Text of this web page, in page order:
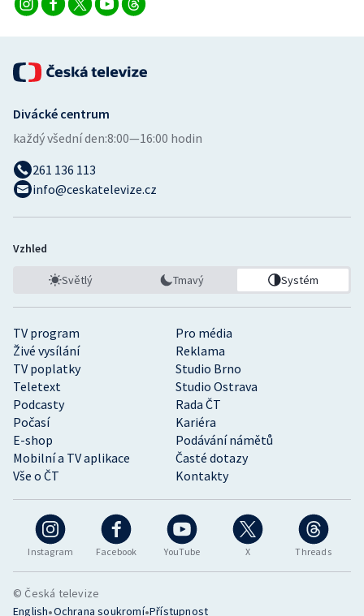
Instagram Facebook YouTube X Threads
TV program
Pro média
Živé vysílání
Reklama
TV poplatky
Studio Brno
Teletext
Studio Ostrava
Podcasty
Rada ČT
Počasí
Kariéra
E-shop
Podávání námětů
Mobilní a TV aplikace
Časté dotazy
Vše o ČT
Kontakty
Divácké centrum
každý všední den:8:00—16:00 hodin
261 136 113
info@ceskatelevize.cz
Vzhled
Světlý Tmavý Systém
© Česká televize
English•Ochrana soukromí•Přístupnost